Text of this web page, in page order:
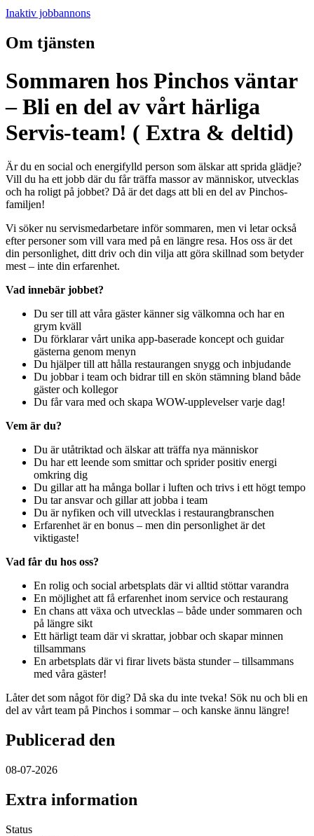
Inaktiv jobbannons
Om tjänsten
Sommaren hos Pinchos väntar
– Bli en del av vårt härliga
Servis-team! ( Extra & deltid)
Är du en social och energifylld person som älskar att sprida glädje?
Vill du ha ett jobb där du får träffa massor av människor, utvecklas
och ha roligt på jobbet? Då är det dags att bli en del av Pinchos-
familjen!
Vi söker nu servismedarbetare inför sommaren, men vi letar också
efter personer som vill vara med på en längre resa. Hos oss är det
din personlighet, ditt driv och din vilja att göra skillnad som betyder
mest – inte din erfarenhet.
Vad innebär jobbet?
Du ser till att våra gäster känner sig välkomna och har en
grym kväll
Du förklarar vårt unika app-baserade koncept och guidar
gästerna genom menyn
Du hjälper till att hålla restaurangen snygg och inbjudande
Du jobbar i team och bidrar till en skön stämning bland både
gäster och kollegor
Du får vara med och skapa WOW-upplevelser varje dag!
Vem är du?
Du är utåtriktad och älskar att träffa nya människor
Du har ett leende som smittar och sprider positiv energi
omkring dig
Du gillar att ha många bollar i luften och trivs i ett högt tempo
Du tar ansvar och gillar att jobba i team
Du är nyfiken och vill utvecklas i restaurangbranschen
Erfarenhet är en bonus – men din personlighet är det
viktigaste!
Vad får du hos oss?
En rolig och social arbetsplats där vi alltid stöttar varandra
En möjlighet att få erfarenhet inom service och restaurang
En chans att växa och utvecklas – både under sommaren och
på längre sikt
Ett härligt team där vi skrattar, jobbar och skapar minnen
tillsammans
En arbetsplats där vi firar livets bästa stunder – tillsammans
med våra gäster!
Låter det som något för dig? Då ska du inte tveka! Sök nu och bli en
del av vårt team på Pinchos i sommar – och kanske ännu längre!
Publicerad den
08-07-2026
Extra information
Status